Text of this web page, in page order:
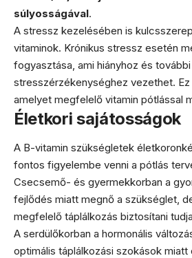
súlyosságával.
A stressz kezelésében is
vitaminok. Krónikus stressz esetén
fogyasztása, ami hiányhoz és további
stresszérzékenységhez vezethet.
amelyet megfelelő vitamin pótlással
Életkori sajátosságok
A B-vitamin szükségletek
fontos figyelembe venni a pótlás
Csecsemő- és gyermekkorban a
fejlődés miatt megnő a szükséglet,
megfelelő táplálkozás biztosítani
A serdülőkorban a hormonális
optimális táplálkozási szokások